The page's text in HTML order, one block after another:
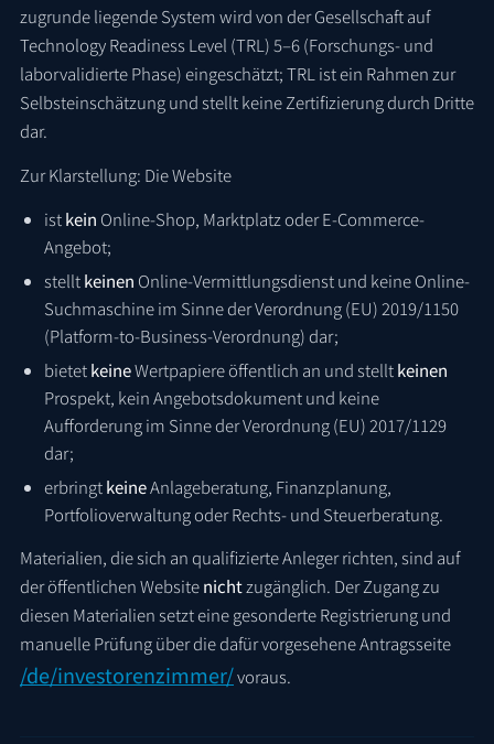
zugrunde liegende System wird von der Gesellschaft auf
Technology Readiness Level (TRL) 5–6 (Forschungs- und
laborvalidierte Phase) eingeschätzt; TRL ist ein Rahmen zur
Selbsteinschätzung und stellt keine Zertifizierung durch Dritte
dar.
Zur Klarstellung: Die Website
istkein Online-Shop, Marktplatz oder E-Commerce-
Angebot;
stelltkeinen Online-Vermittlungsdienst und keine Online-
Suchmaschine im Sinne der Verordnung (EU) 2019/1150
(Platform-to-Business-Verordnung) dar;
bietetkeineWertpapiere öffentlich an und stelltkeinen
Prospekt, kein Angebotsdokument und keine
Aufforderung im Sinne der Verordnung (EU) 2017/1129
dar;
erbringtkeineAnlageberatung, Finanzplanung,
Portfolioverwaltung oder Rechts- und Steuerberatung.
Materialien, die sich an qualifizierte Anleger richten, sind auf
der öffentlichen Websitenichtzugänglich. Der Zugang zu
diesen Materialien setzt eine gesonderte Registrierung und
manuelle Prüfung über die dafür vorgesehene Antragsseite
/de/investorenzimmer/voraus.